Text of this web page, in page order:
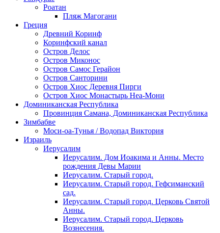
Роатан
Пляж Магогани
Греция
Древний Коринф
Коринфский канал
Остров Делос
Остров Миконос
Остров Самос Герайон
Остров Санторини
Остров Хиос Деревня Пирги
Остров Хиос Монастырь Неа-Мони
Доминиканская Республика
Провинция Самана, Доминиканская Республика
Зимбабве
Моси-оа-Тунья / Водопад Виктория
Израиль
Иерусалим
Иерусалим. Дом Иоакима и Анны. Место
рождения Девы Марии
Иерусалим. Старый город.
Иерусалим. Старый город. Гефсиманский
сад.
Иерусалим. Старый город. Церковь Святой
Анны.
Иерусалим. Старый город. Церковь
Вознесения.